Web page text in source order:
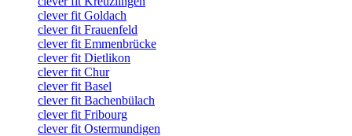
clever fit Goldach
clever fit Frauenfeld
clever fit Emmenbrücke
clever fit Dietlikon
clever fit Chur
clever fit Basel
clever fit Bachenbülach
clever fit Fribourg
clever fit Ostermundigen